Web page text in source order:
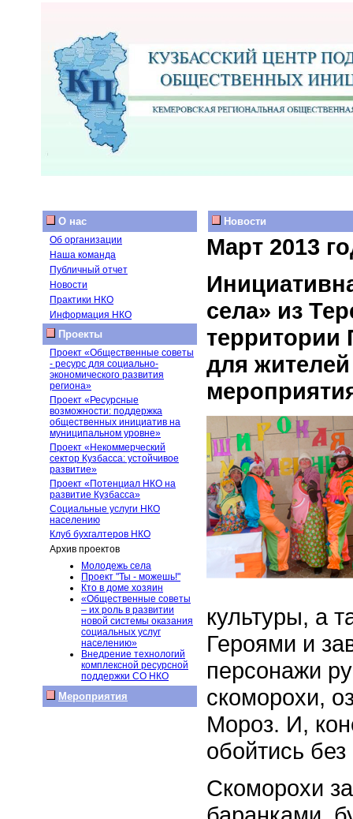
О нас
Об организации
Наша команда
Публичный отчет
Новости
Практики НКО
Информация НКО
Проекты
Проект «Общественные советы
- ресурс для социально-
экономического развития
региона»
Проект «Ресурсные
возможности: поддержка
общественных инициатив на
муниципальном уровне»
Проект «Некоммерческий
сектор Кузбасса: устойчивое
развитие»
Проект «Потенциал НКО на
развитие Кузбасса»
Социальные услуги НКО
населению
Клуб бухгалтеров НКО
Архив проектов
Молодежь села
Проект "Ты - можешь!"
Кто в доме хозяин
«Общественные советы
– их роль в развитии
новой системы оказания
социальных услуг
населению»
Внедрение технологий
комплексной ресурсной
поддержки СО НКО
Мероприятия
Новости
Март 2013
села» из
территории
для
культуры, а
Героями и
персонажи
скоморохи,
Мороз. И,
обойтись
Скоморохи